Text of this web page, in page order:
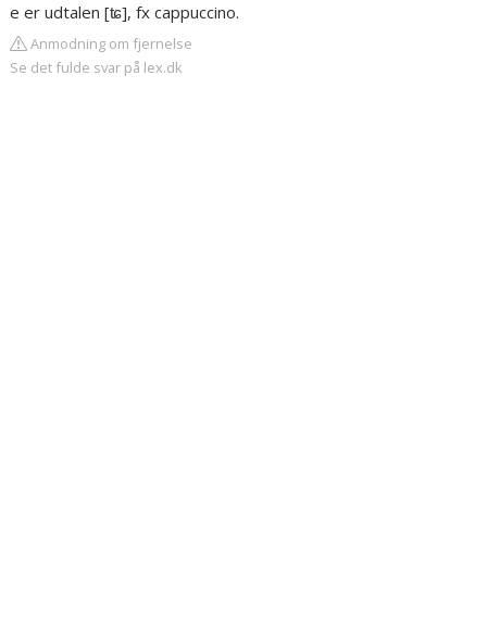
e er udtalen [ʨ], fx cappuccino.
Anmodning om fjernelse
Se det fulde svar på lex.dk